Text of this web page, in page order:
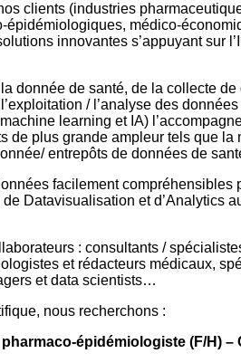
clients (industries
épidémiologiques, médico-
innovantes s’appuyant sur
donnée de santé, de la collecte
/ l’analyse des
learning et IA)
de plus grande ampleur tels que
entrepôts de données de
facilement
Datavisualisation et d’Analytics
: consultants /
et rédacteurs médicaux,
et data scientists…
nous recherchons :
épidémiologiste (F/H) –